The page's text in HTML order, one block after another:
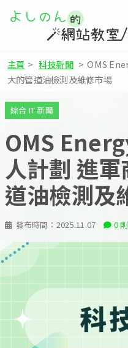
主頁 > 科技新聞 > OMS
大的管道油檢測及維修市場
發布時間： 2025.11.07 0
綜合 IT 新聞
OMS
人計劃 進
道油檢測及